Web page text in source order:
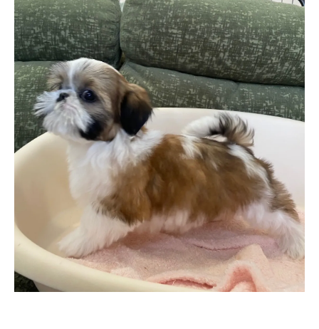
お気軽にお問い合わせください